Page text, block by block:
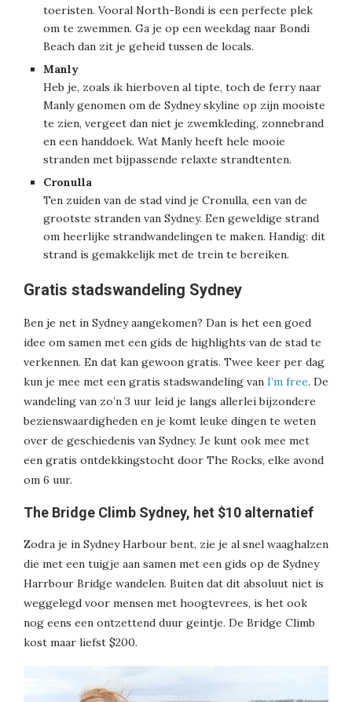
toeristen. Vooral North-Bondi is een perfecte plek
om te zwemmen. Ga je op een weekdag naar Bondi
Beach dan zit je geheid tussen de locals.
Manly
Heb je, zoals ik hierboven al tipte, toch de ferry naar
Manly genomen om de Sydney skyline op zijn mooiste
te zien, vergeet dan niet je zwemkleding, zonnebrand
en een handdoek. Wat Manly heeft hele mooie
stranden met bijpassende relaxte strandtenten.
Cronulla
Ten zuiden van de stad vind je Cronulla, een van de
grootste stranden van Sydney. Een geweldige strand
om heerlijke strandwandelingen te maken. Handig: dit
strand is gemakkelijk met de trein te bereiken.
Gratis stadswandeling Sydney
Ben je net in Sydney aangekomen? Dan is het een goed
idee om samen met een gids de highlights van de stad te
verkennen. En dat kan gewoon gratis. Twee keer per dag
kun je mee met een gratis stadswandeling van I’m free. De
wandeling van zo’n 3 uur leid je langs allerlei bijzondere
bezienswaardigheden en je komt leuke dingen te weten
over de geschiedenis van Sydney. Je kunt ook mee met
een gratis ontdekkingstocht door The Rocks, elke avond
om 6 uur.
The Bridge Climb Sydney, het $10 alternatief
Zodra je in Sydney Harbour bent, zie je al snel waaghalzen
die met een tuigje aan samen met een gids op de Sydney
Harrbour Bridge wandelen. Buiten dat dit absoluut niet is
weggelegd voor mensen met hoogtevrees, is het ook
nog eens een ontzettend duur geintje. De Bridge Climb
kost maar liefst $200.